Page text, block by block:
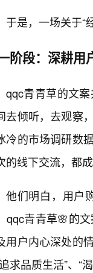
于是，一场关于“
阶段：深耕用
qqc青青草的文
去倾听，去观察
冷的市场调研数
的线下交流，都
他们明白，用户
qqc青青草🌸的
用户内心深处的
求品质生活”、“